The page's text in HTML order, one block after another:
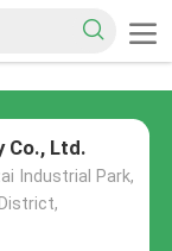
Co., Ltd.
Industrial Park,